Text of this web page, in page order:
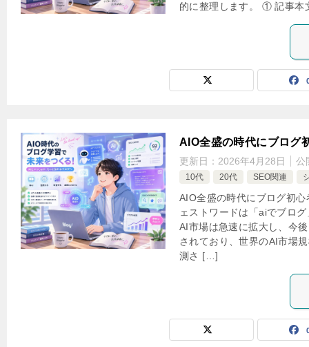
的に整理します。 ① 記事
AIO全盛の時代にブログ
更新日： 2026年4月28日 公
10代 20代 SEO関連
AIO全盛の時代にブログ初
ェストワードは「aiでブロ
AI市場は急速に拡大し、今
されており、世界のAI市場
測さ […]